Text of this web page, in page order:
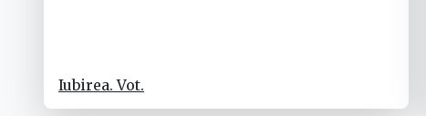
Iubirea. Vot.